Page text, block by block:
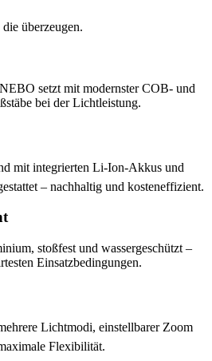
überzeugen.
setzt mit modernster COB- und
bei der Lichtleistung.
mit integrierten Li-Ion-Akkus und
– nachhaltig und kosteneffizient.
stoßfest und wassergeschützt –
Einsatzbedingungen.
Lichtmodi, einstellbarer Zoom
Flexibilität.